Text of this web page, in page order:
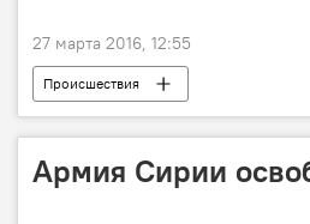
27 марта 2016, 12:55
Происшествия
Армия Сирии